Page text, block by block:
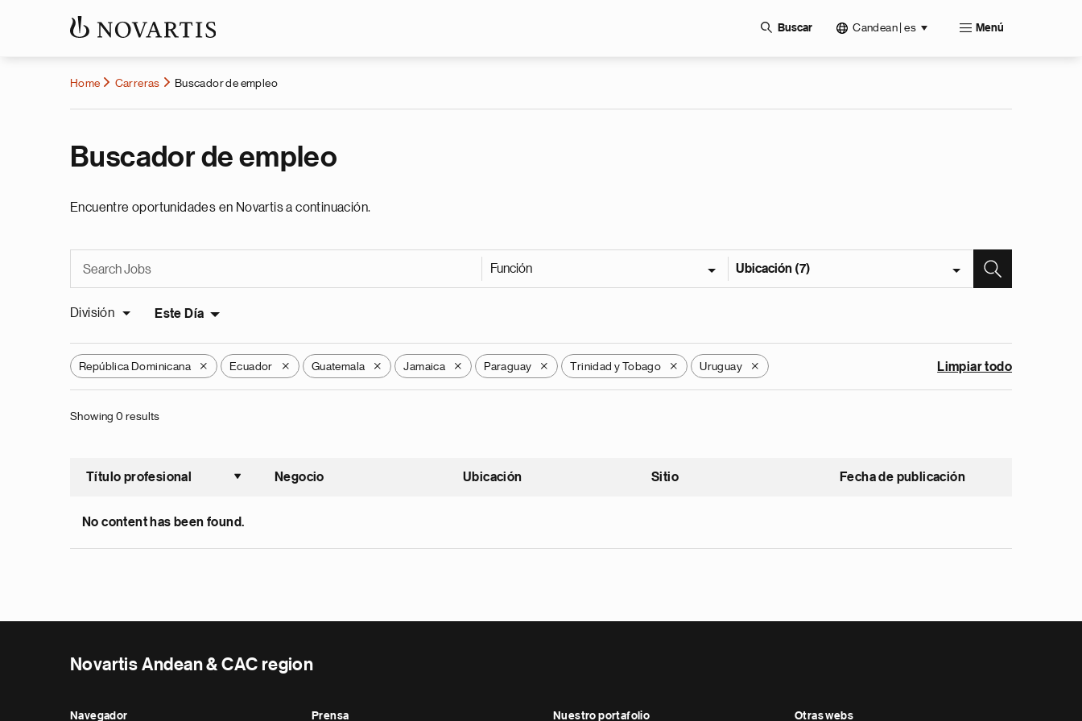
Buscar Candean | es Menú
Home Carreras Buscador de empleo
Buscador de empleo
Encuentre oportunidades en Novartis a continuación.
Función Ubicación (7)
División Este Día
República Dominicana X Ecuador X Guatemala X Jamaica X Paraguay X Trinidad y Tobago X Uruguay X Limpiar todo
Showing 0 results
Título profesional
Ordenar ascendente
Negocio Ubicación Sitio Fecha de publicación
No content has been found.
Novartis Andean & CAC region
Navegador Prensa Nuestro portafolio Otras webs